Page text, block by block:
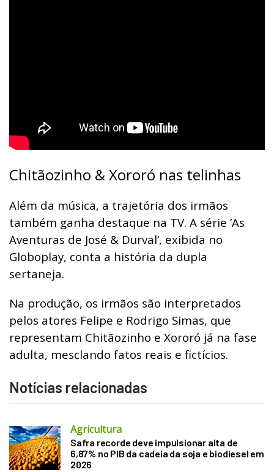
Chitãozinho & Xororó nas telinhas
Além da música, a trajetória dos irmãos
também ganha destaque na TV. A série ‘As
Aventuras de José & Durval’, exibida no
Globoplay, conta a história da dupla
sertaneja.
Na produção, os irmãos são interpretados
pelos atores Felipe e Rodrigo Simas, que
representam Chitãozinho e Xororó já na fase
adulta, mesclando fatos reais e fictícios.
Notícias relacionadas
Agricultura
Safra recorde deve impulsionar alta de
6,87% no PIB da cadeia da soja e biodiesel em
2026